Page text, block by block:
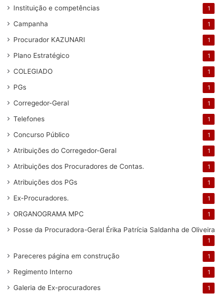
Instituição e competências 1
Campanha 1
Procurador KAZUNARI 1
Plano Estratégico 1
COLEGIADO 1
PGs 1
Corregedor-Geral 1
Telefones 1
Concurso Público 1
Atribuições do Corregedor-Geral 1
Atribuições dos Procuradores de Contas. 1
Atribuições dos PGs 1
Ex-Procuradores. 1
ORGANOGRAMA MPC 1
Posse da Procuradora-Geral Érika Patrícia Saldanha de Oliveira
1
Pareceres página em construção 1
Regimento Interno 1
Galeria de Ex-procuradores 1